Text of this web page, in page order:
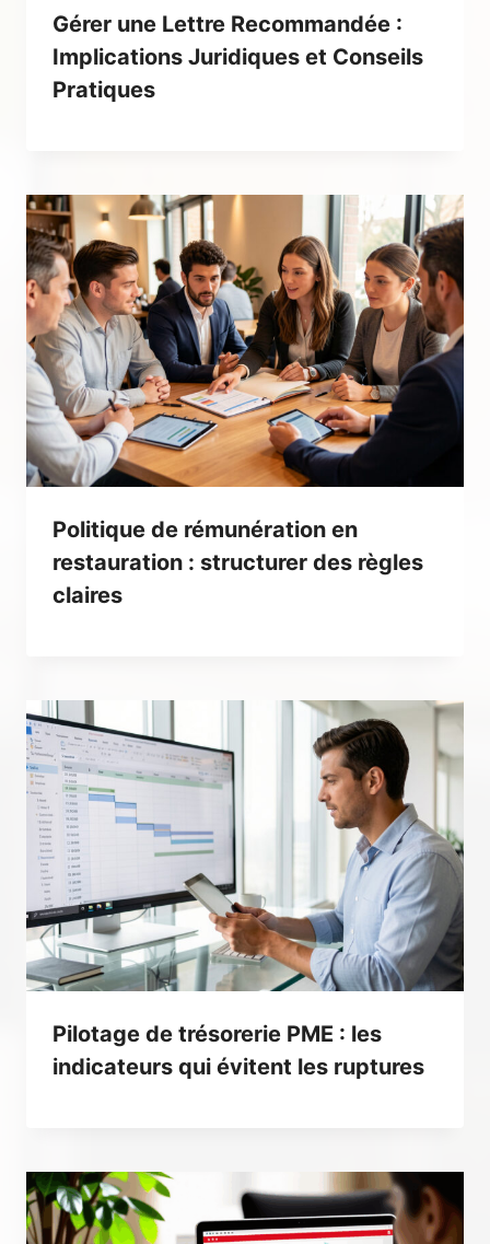
Gérer une Lettre Recommandée :
Implications Juridiques et Conseils
Pratiques
Politique de rémunération en
restauration : structurer des règles
claires
Pilotage de trésorerie PME : les
indicateurs qui évitent les ruptures